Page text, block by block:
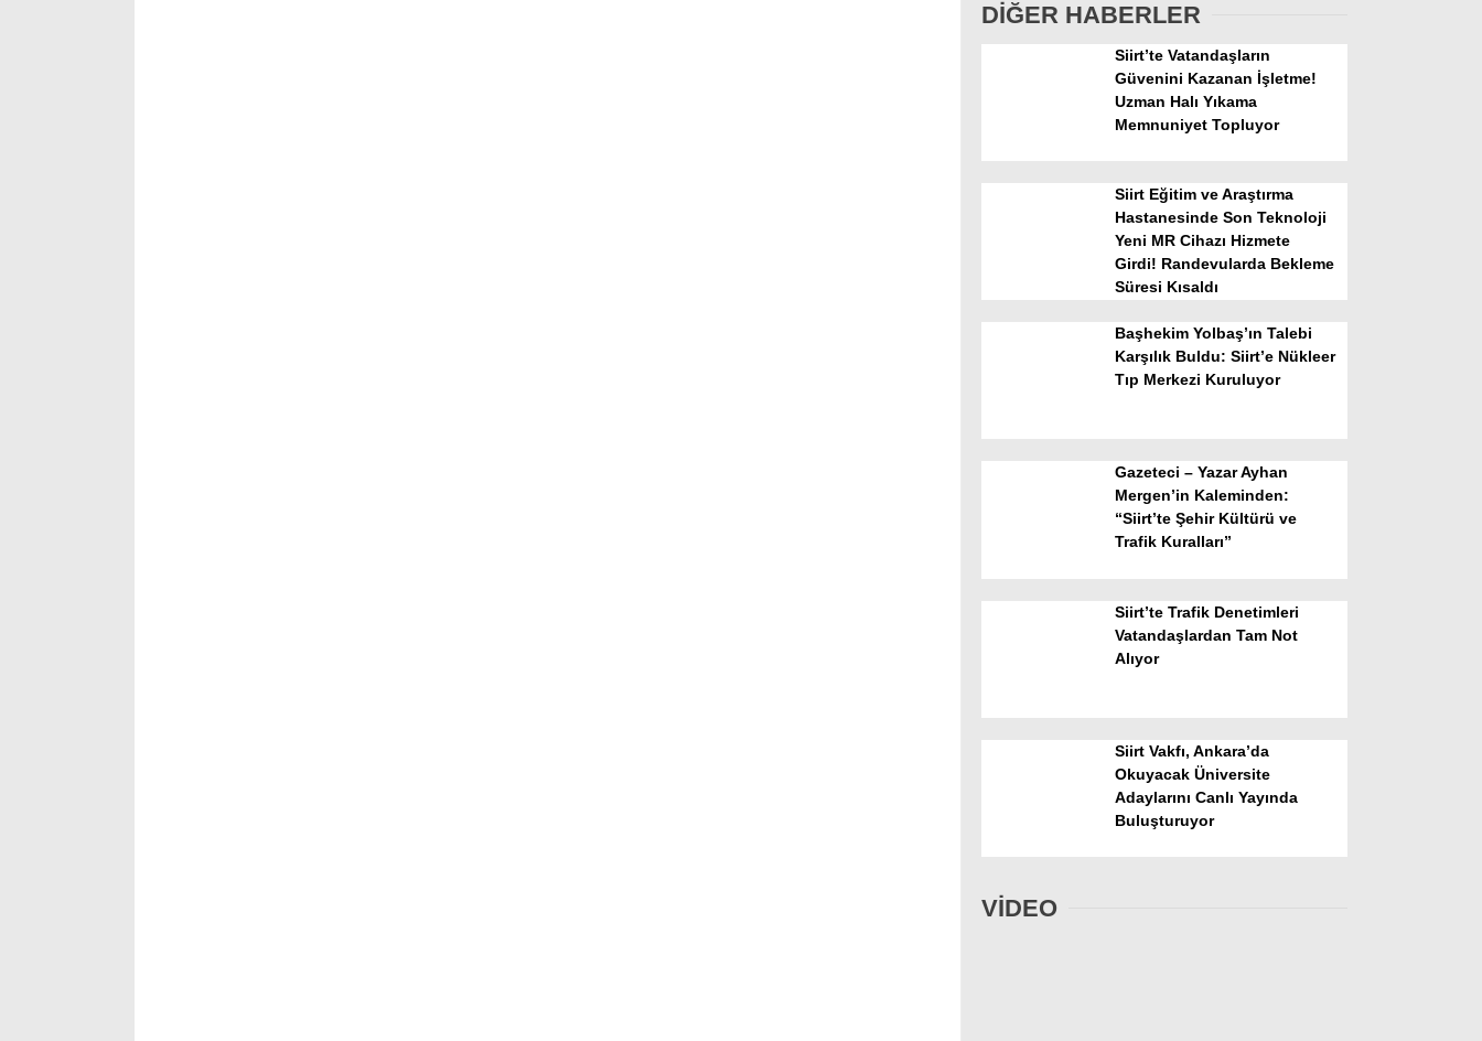
WhatsApp İhbar Hattı
DİĞER HABERLER
Siirt’te Vatandaşların
Güvenini Kazanan İşletme!
Uzman Halı Yıkama
Memnuniyet Topluyor
Siirt Eğitim ve Araştırma
Hastanesinde Son Teknoloji
Yeni MR Cihazı Hizmete
Girdi! Randevularda Bekleme
Süresi Kısaldı
Başhekim Yolbaş’ın Talebi
Karşılık Buldu: Siirt’e Nükleer
Tıp Merkezi Kuruluyor
Gazeteci – Yazar Ayhan
Mergen’in Kaleminden:
“Siirt’te Şehir Kültürü ve
Trafik Kuralları”
Siirt’te Trafik Denetimleri
Vatandaşlardan Tam Not
Alıyor
Siirt Vakfı, Ankara’da
Okuyacak Üniversite
Adaylarını Canlı Yayında
Buluşturuyor
VİDEO